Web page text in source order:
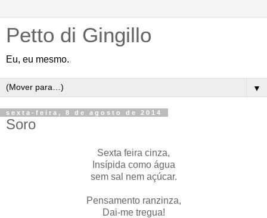
Petto di Gingillo
Eu, eu mesmo.
▼
sexta-feira, 8 de agosto de 2014
Soro
Sexta feira cinza,
Insípida como água
sem sal nem açúcar.
Pensamento ranzinza,
Dai-me tregua!